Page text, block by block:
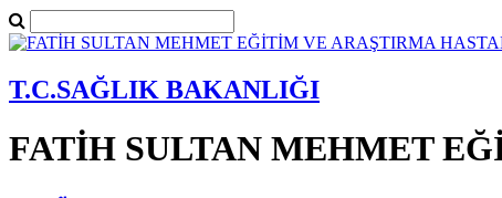
T.C.SAĞLIK BAKANLIĞI
FATİH SULTAN MEHMET